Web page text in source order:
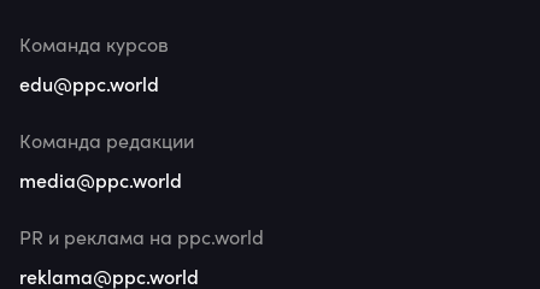
Команда курсов
edu@ppc.world
Команда редакции
media@ppc.world
PR и реклама на ppc.world
reklama@ppc.world